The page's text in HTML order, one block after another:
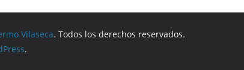
Vilaseca. Todos los derechos reservados.
.